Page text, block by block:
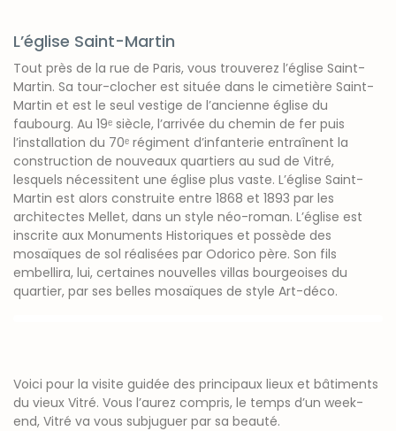
L’église Saint-Martin
Tout près de la rue de Paris, vous trouverez l’église Saint-
Martin. Sa tour-clocher est située dans le cimetière Saint-
Martin et est le seul vestige de l’ancienne église du
faubourg. Au 19ᵉ siècle, l’arrivée du chemin de fer puis
l’installation du 70ᵉ régiment d’infanterie entraînent la
construction de nouveaux quartiers au sud de Vitré,
lesquels nécessitent une église plus vaste. L’église Saint-
Martin est alors construite entre 1868 et 1893 par les
architectes Mellet, dans un style néo-roman. L’église est
inscrite aux Monuments Historiques et possède des
mosaïques de sol réalisées par Odorico père. Son fils
embellira, lui, certaines nouvelles villas bourgeoises du
quartier, par ses belles mosaïques de style Art-déco.
Voici pour la visite guidée des principaux lieux et bâtiments
du vieux Vitré. Vous l’aurez compris, le temps d’un week-
end, Vitré va vous subjuguer par sa beauté.